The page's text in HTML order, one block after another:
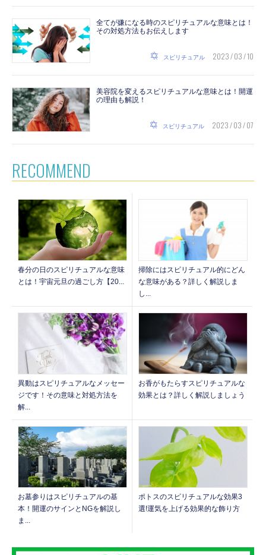
全てが嫌になる時のスピリチュアルな意味とは！
その対処方法もお伝えします
スピリチュアル 2023 / 03 / 10
美容院を変えるスピリチュアルな意味とは！開運
の理由も解説！
スピリチュアル 2023 / 03 / 07
RECOMMEND
春分の日のスピリチュアルな意味
とは！宇宙元旦の過ごし方【20...
掃除にはスピリチュアル的にどん
な意味がある？詳しく解説しま
し...
異動はスピリチュアルなメッセー
ジです！その意味と対処方法を
解...
お香がもたらすスピリチュアルな
効果とは？詳しく解説しましょう
お墓参りはスピリチュアルの基
本！開運のサインとNGを解説し
ま...
ポトスのスピリチュアルな効果3
選!運気を上げる効果的な飾り方